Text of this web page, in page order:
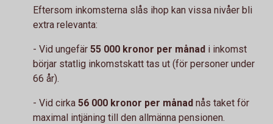
Eftersom inkomsterna slås ihop kan vissa nivåer bli
extra relevanta:
- Vid ungefär 55 000 kronor per månad i inkomst
börjar statlig inkomstskatt tas ut (för personer under
66 år).
- Vid cirka 56 000 kronor per månad nås taket för
maximal intjäning till den allmänna pensionen.